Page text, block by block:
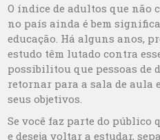
O índice de adultos que não
no país ainda é bem
educação. Há alguns anos,
estudo têm lutado contra
possibilitou que pessoas de
retornar para a sala de aula
seus objetivos.
Se você faz parte do público
e deseja voltar a estudar,